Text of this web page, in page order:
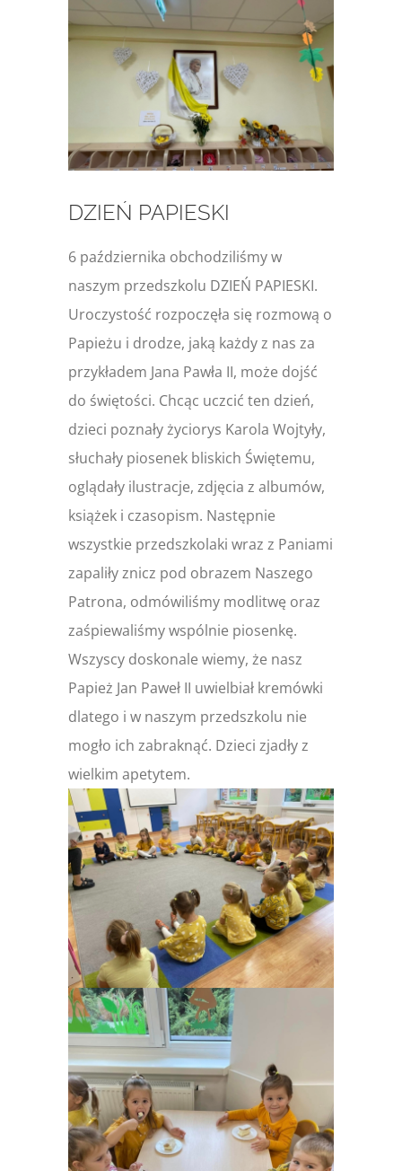
obrazek
DZIEŃ PAPIESKI
6 października obchodziliśmy w
naszym przedszkolu DZIEŃ PAPIESKI.
Uroczystość rozpoczęła się rozmową o
Papieżu i drodze, jaką każdy z nas za
przykładem Jana Pawła II, może dojść
do świętości. Chcąc uczcić ten dzień,
dzieci poznały życiorys Karola Wojtyły,
słuchały piosenek bliskich Świętemu,
oglądały ilustracje, zdjęcia z albumów,
książek i czasopism. Następnie
wszystkie przedszkolaki wraz z Paniami
zapaliły znicz pod obrazem Naszego
Patrona, odmówiliśmy modlitwę oraz
zaśpiewaliśmy wspólnie piosenkę.
Wszyscy doskonale wiemy, że nasz
Papież Jan Paweł II uwielbiał kremówki
dlatego i w naszym przedszkolu nie
mogło ich zabraknąć. Dzieci zjadły z
wielkim apetytem.